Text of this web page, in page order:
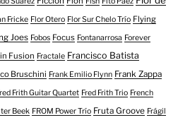
Fricke Flor Otero Flor Sur Chelo Trío Flying
Joes Fobos Focus Fontanarrosa Forever
Fusion Fractale Francisco Batista
Bruschini Frank Emilio Flynn Frank Zappa
Frith Guitar Quartet Fred Frith Trio French
ter Beek FROM Power Trío Fruta Groove Frágil